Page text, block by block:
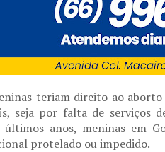
teriam direito ao
seja por falta de serviços
últimos anos, meninas em
protelado ou impedido.